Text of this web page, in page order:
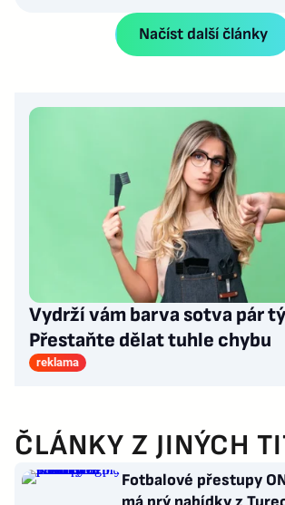
Načíst další články
Vydrží vám barva sotva pár
Přestaňte dělat tuhle chybu
reklama
ČLÁNKY Z JINÝCH
Fotbalové přestupy